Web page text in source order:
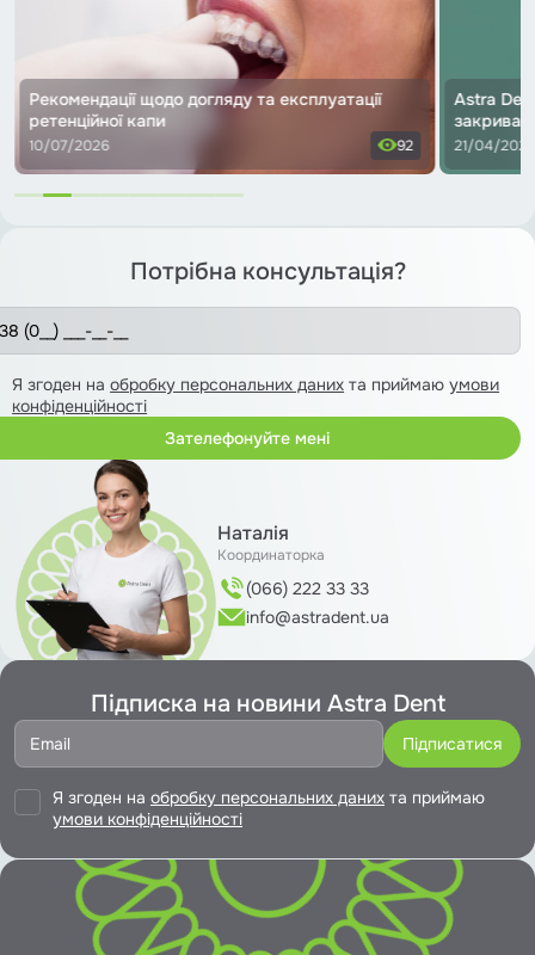
Рекомендації щодо догляду та експлуатації
ретенційної капи
10/07/2026 92
Astra
закриває
21/04/2026
Потрібна консультація?
Я згоден наобробку персональних даних та приймаюумови
конфіденційності
Наталія
Координаторка
(066) 222 33 33
info@astradent.ua
Підписка на новини Astra Dent
Я згоден на обробку персональних даних та приймаю
умови конфіденційності